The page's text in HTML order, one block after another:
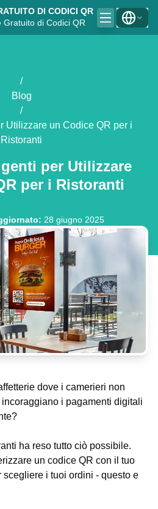
DI CODICI QR
di Codici QR
/
Blog
/
Utilizzare un Codice QR per i
Ristoranti
per Utilizzare
per i Ristoranti
: 28 giugno 2025
dove i camerieri non
i pagamenti digitali
ha reso tutto ciò possibile.
un codice QR con il tuo
i tuoi ordini - questo e